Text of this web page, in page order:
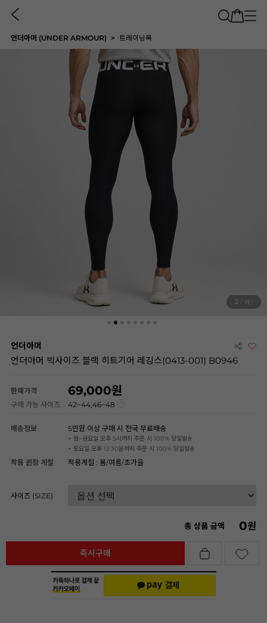
언더아머 (UNDER ARMOUR) 트레이닝복
2 / 8
언더아머
언더아머 빅사이즈 블랙 히트기어 레깅스(0413-001) B0946
판매가격 69,000
구매 가능 사이즈 42~44,46~48
배송정보 5만원 이상 구매 시 전국 무료배송
+ 월~금요일 오후 5시까지 주문 시 100% 당일발송
+ 토요일 오후 12:30분까지 주문 시 100% 당일발송
착용 권장 계절 적용계절 : 봄/여름/초가을
사이즈 (SIZE)
총 상품 금액 0원
즉시구매